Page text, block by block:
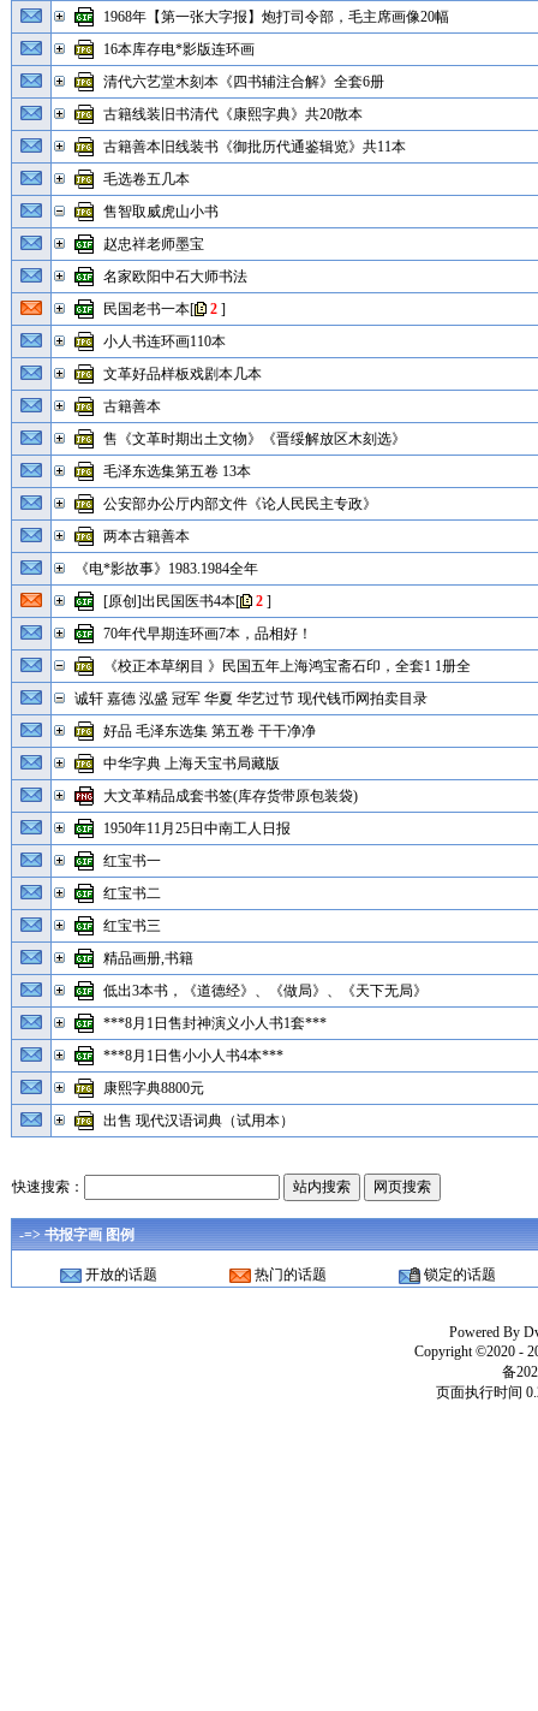
1968年【第一张大字报】炮打司令部，毛主席画像20幅
16本库存电*影版连环画
清代六艺堂木刻本《四书辅注合解》全套6册
古籍线装旧书清代《康熙字典》共20散本
古籍善本旧线装书《御批历代通鉴辑览》共11本
毛选卷五几本
售智取威虎山小书
赵忠祥老师墨宝
名家欧阳中石大师书法
民国老书一本[ 2]
小人书连环画110本
文革好品样板戏剧本几本
古籍善本
售《文革时期出土文物》《晋绥解放区木刻选》
毛泽东选集第五卷 13本
公安部办公厅内部文件《论人民民主专政》
两本古籍善本
《电*影故事》1983.1984全年
[原创]出民国医书4本[ 2]
70年代早期连环画7本，品相好！
《校正本草纲目 》民国五年上海鸿宝斋石印，全套1 1册全
诚轩 嘉德 泓盛 冠军 华夏 华艺过节 现代钱币网拍卖目录
好品 毛泽东选集 第五卷 干干净净
中华字典 上海天宝书局藏版
大文革精品成套书签(库存货带原包装袋)
1950年11月25日中南工人日报
红宝书一
红宝书二
红宝书三
精品画册,书籍
低出3本书，《道德经》、《做局》、《天下无局》
***8月1日售封神演义小人书1套***
***8月1日售小小人书4本***
康熙字典8800元
出售 现代汉语词典（试用本）
快速搜索：
-=> 书报字画 图例
开放的话题 热门的话题 锁定的话题
Powered By
Copyright ©2020 -
备
页面执行时间